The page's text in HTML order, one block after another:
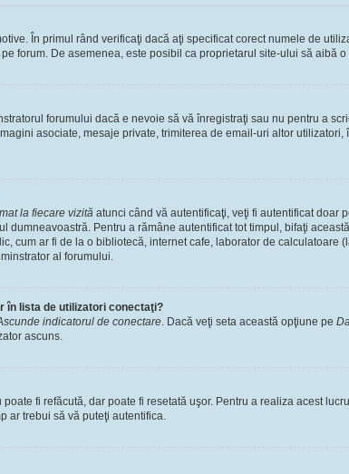
În primul rând verificaţi dacă aţi specificat corect numele de
forum. De asemenea, este posibil ca proprietarul site-ului să aibă
forumului dacă e nevoie să vă înregistraţi sau nu pentru a
asociate, mesaje private, trimiterea de email-uri altor
la fiecare vizită atunci când vă autentificaţi, veţi fi autentificat doar
dumneavoastră. Pentru a rămâne autentificat tot timpul, bifaţi
cum ar fi de la o bibliotecă, internet cafe, laborator de calculatoare
al forumului.
în lista de utilizatori conectaţi?
indicatorul de conectare. Dacă veţi seta această opţiune pe
ascuns.
fi refăcută, dar poate fi resetată uşor. Pentru a realiza acest
ar trebui să vă puteţi autentifica.